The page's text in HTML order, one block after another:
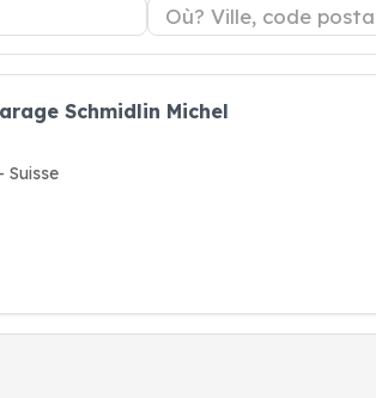
Schmidlin Michel